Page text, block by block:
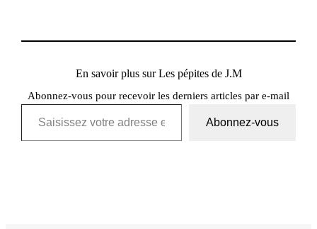
En savoir plus sur Les pépites de J.M
Abonnez-vous pour recevoir les derniers articles par e-mail
Saisissez votre adresse e-mail…
Abonnez-vous